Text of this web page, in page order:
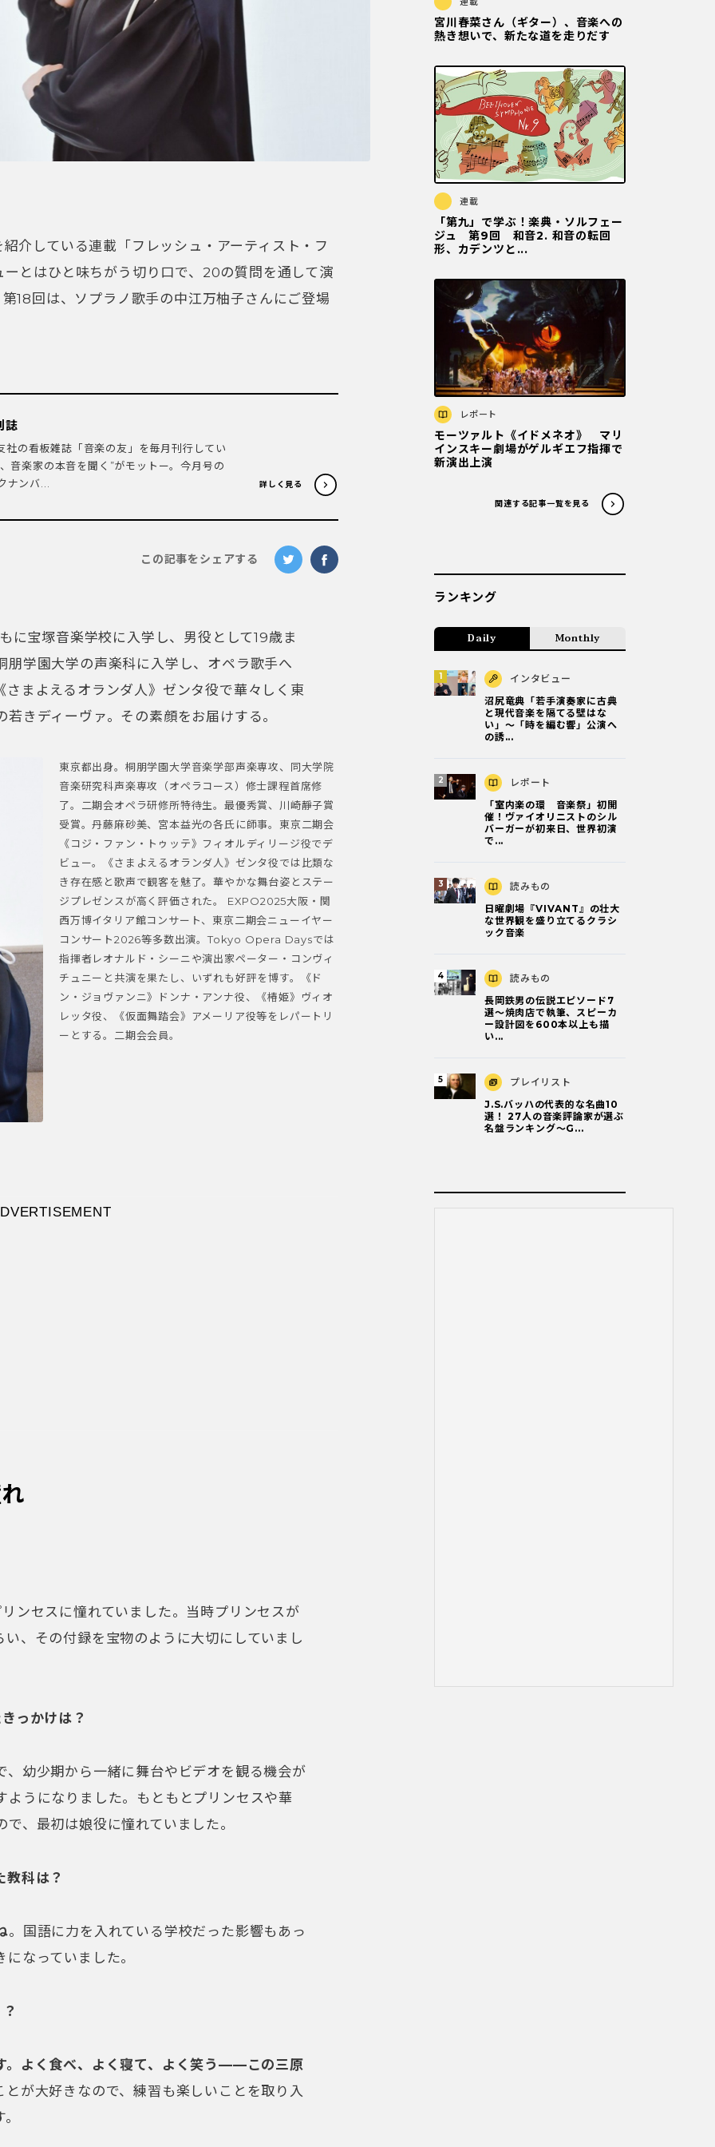
介している連載「フレッシュ・アーティスト・フ
とはひと味ちがう切り口で、20の質問を通して演
18回は、ソプラノ歌手の中江万柚子さんにご登場
誌
社の看板雑誌「音楽の友」を毎月刊行してい
音楽家の本音を聞く”がモットー。今月号の
ナンバ...
詳しく見る
この記事をシェアする
に宝塚音楽学校に入学し、男役として19歳ま
朋学園大学の声楽科に入学し、オペラ歌手へ
まよえるオランダ人》ゼンタ役で華々しく東
きディーヴァ。その素顔をお届けする。
東京都出身。桐朋学園大学音楽学部声楽専攻、同大学院
音楽研究科声楽専攻（オペラコース）修士課程首席修
了。二期会オペラ研修所特待生。最優秀賞、川崎靜子賞
受賞。丹藤麻砂美、宮本益光の各氏に師事。東京二期会
《コジ・ファン・トゥッテ》フィオルディリージ役でデ
ビュー。《さまよえるオランダ人》ゼンタ役では比類な
き存在感と歌声で観客を魅了。華やかな舞台姿とステー
ジプレゼンスが高く評価された。 EXPO2025大阪・関
西万博イタリア館コンサート、東京二期会ニューイヤー
コンサート2026等多数出演。Tokyo Opera Daysでは
指揮者レオナルド・シーニや演出家ペーター・コンヴィ
チュニーと共演を果たし、いずれも好評を博す。《ド
ン・ジョヴァンニ》ドンナ・アンナ役、《椿姫》ヴィオ
レッタ役、《仮面舞踏会》アメーリア役等をレパートリ
ーとする。二期会会員。
ンセスに憧れていました。当時プリンセスが
、その付録を宝物のように大切にしていまし
っかけは？
、幼少期から一緒に舞台やビデオを観る機会が
ようになりました。もともとプリンセスや華
、最初は娘役に憧れていました。
科は？
。国語に力を入れている学校だった影響もあっ
なっていました。
。よく食べ、よく寝て、よく笑う——この三原
とが大好きなので、練習も楽しいことを取り入
宮川春菜さん（ギター）、音楽への
熱き想いで、新たな道を走りだす
連載
「第九」で学ぶ！楽典・ソルフェー
ジュ 第9回 和音2. 和音の転回
形、カデンツと...
レポート
モーツァルト《イドメネオ》 マリ
インスキー劇場がゲルギエフ指揮で
新演出上演
関連する記事一覧を見る
ランキング
Daily Monthly
インタビュー
沼尻竜典「若手演奏家に古典
と現代音楽を隔てる壁はな
い」～「時を編む響」公演へ
の誘...
レポート
「室内楽の環 音楽祭」初開
催！ヴァイオリニストのシル
バーガーが初来日、世界初演
で...
読みもの
日曜劇場『VIVANT』の壮大
な世界観を盛り立てるクラシ
ック音楽
読みもの
長岡鉄男の伝説エピソード7
選〜焼肉店で執筆、スピーカ
ー設計図を600本以上も描
い...
プレイリスト
J.S.バッハの代表的な名曲10
選！ 27人の音楽評論家が選ぶ
名盤ランキング〜G...